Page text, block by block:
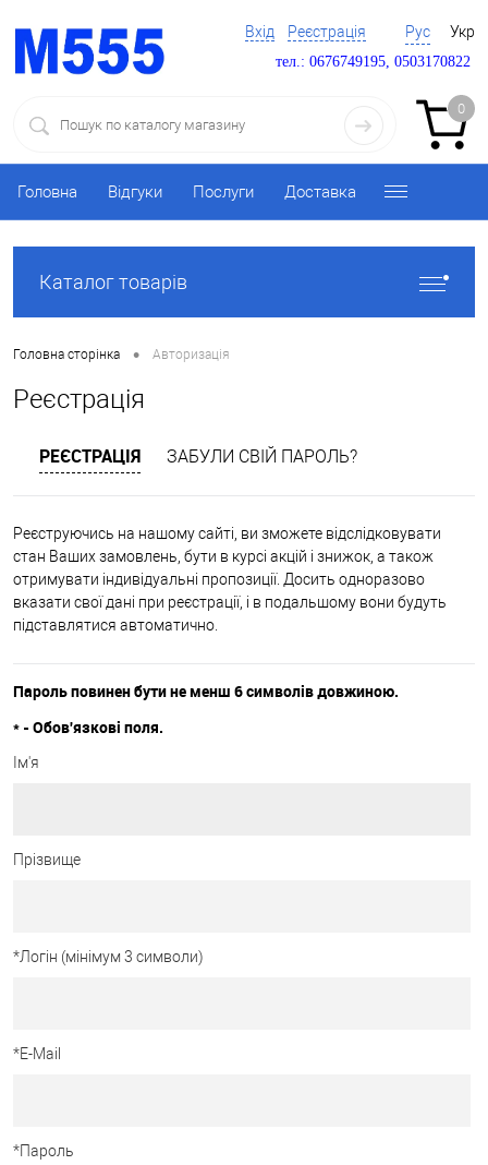
Вхід Реєстрація Рус Укр
тел.: 0676749195, 0503170822
0
Головна Відгуки Послуги Доставка
Каталог товарів
Головна сторінка • Авторизація
Реєстрація
РЕЄСТРАЦІЯ ЗАБУЛИ СВІЙ ПАРОЛЬ?
Реєструючись на нашому сайті, ви зможете відслідковувати
стан Ваших замовлень, бути в курсі акцій і знижок, а також
отримувати індивідуальні пропозиції. Досить одноразово
вказати свої дані при реєстрації, і в подальшому вони будуть
підставлятися автоматично.
Пароль повинен бути не менш 6 символів довжиною.
* - Обов'язкові поля.
Ім'я
Прізвище
*Логін (мінімум 3 символи)
*E-Mail
*Пароль